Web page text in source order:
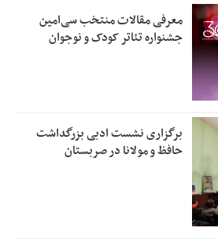
معرفی مقالات منتخب سی‌امین
جشنواره تئاتر کودک و نوجوان
برگزاری نشست ادبی بزرگداشت
حافظ و مولانا در صربستان